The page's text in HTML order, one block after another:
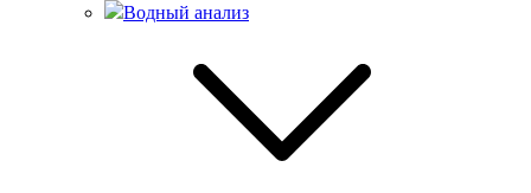
Водный анализ